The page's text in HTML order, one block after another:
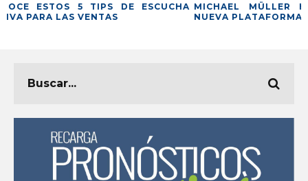
MICHAEL MÜLLER HABLA SOBRE LA
NUEVA PLATAFORMA DE PONLE MÁS
TODO LO
PAGO46